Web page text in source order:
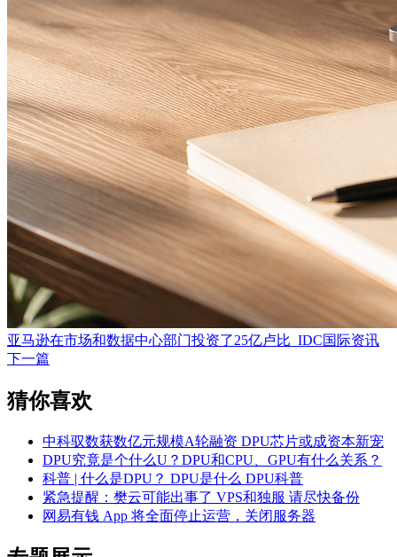
亚马逊在市场和数据中心部门投资了25亿卢比_IDC国际资讯
下一篇
猜你喜欢
中科驭数获数亿元规模A轮融资 DPU芯片或成资本新宠
DPU究竟是个什么U？DPU和CPU、GPU有什么关系？
科普 | 什么是DPU？ DPU是什么 DPU科普
紧急提醒：樊云可能出事了 VPS和独服 请尽快备份
网易有钱 App 将全面停止运营，关闭服务器